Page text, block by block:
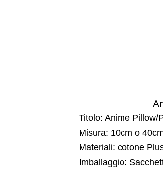
Titolo: Anime Pillow/
Misura: 10cm o 40cm
Materiali: cotone
Imballaggio: